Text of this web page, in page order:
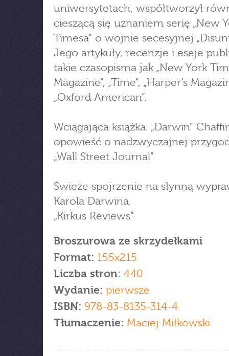
uniwersytetach, współtworzył
cieszącą się uznaniem serię „New
Timesa” o wojnie secesyjnej
Jego artykuły, recenzje i eseje
takie czasopisma jak „New York
Magazine”, „Time”, „Harper’s
„Oxford American”.
Wciągająca książka. „Darwin”
opowieść o nadzwyczajnej
„Wall Street Journal”
Świeże spojrzenie na słynną
Karola Darwina.
„Kirkus Reviews”
Broszurowa ze skrzydełkami
Format: 155x215
Liczba stron: 440
Wydanie: pierwsze
ISBN: 978-83-8135-314-4
Tłumaczenie: Maciej Miłkowski